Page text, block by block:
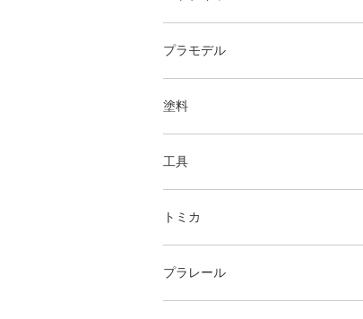
プラモデル
塗料
工具
トミカ
プラレール